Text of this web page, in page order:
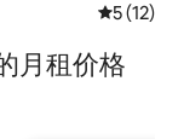
平均评分
5 (12)
月租价格